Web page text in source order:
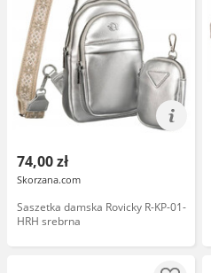
74,00 zł
Skorzana.com
Saszetka damska Rovicky R-KP-01-
HRH srebrna